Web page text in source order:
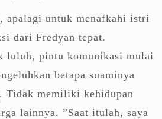
apalagi untuk menafkahi istri
dari Fredyan tepat.
luluh, pintu komunikasi mulai
betapa suaminya
Tidak memiliki kehidupan
lainnya. ”Saat itulah, saya